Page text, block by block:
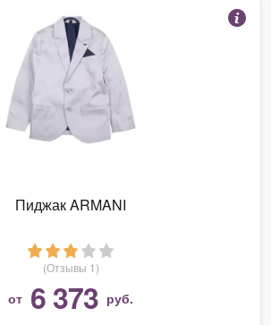
Пиджак ARMANI
(Отзывы 1)
от 6 373 руб.